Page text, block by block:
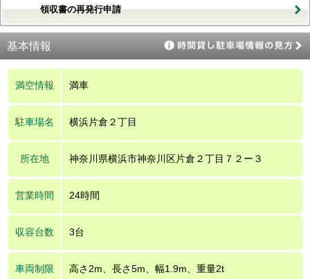
領収書の再発行申請
基本情報
満空情報 満車
駐車場名 横浜片倉２丁目
所在地 神奈川県横浜市神奈川区片倉２丁目７２ー３
営業時間 24時間
収容台数 3台
車両制限 高さ2m、長さ5m、幅1.9m、重量2t